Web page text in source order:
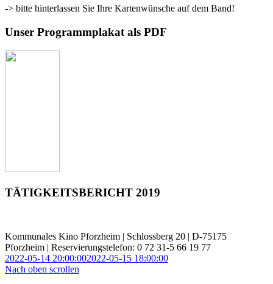
-> bitte hinterlassen Sie Ihre Kartenwünsche auf dem Band!
Unser Programmplakat als PDF
TÄTIGKEITSBERICHT 2019
Kommunales Kino Pforzheim | Schlossberg 20 | D-75175
Pforzheim | Reservierungstelefon: 0 72 31-5 66 19 77
2022-05-14 20:00:002022-05-15 18:00:00
Nach oben scrollen